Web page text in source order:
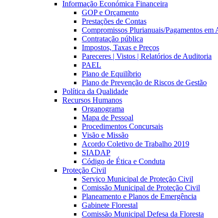
Informação Económica Financeira
GOP e Orçamento
Prestações de Contas
Compromissos Plurianuais/Pagamentos em
Contratação pública
Impostos, Taxas e Preços
Pareceres | Vistos | Relatórios de Auditoria
PAEL
Plano de Equilíbrio
Plano de Prevenção de Riscos de Gestão
Política da Qualidade
Recursos Humanos
Organograma
Mapa de Pessoal
Procedimentos Concursais
Visão e Missão
Acordo Coletivo de Trabalho 2019
SIADAP
Código de Ética e Conduta
Proteção Civil
Serviço Municipal de Proteção Civil
Comissão Municipal de Proteção Civil
Planeamento e Planos de Emergência
Gabinete Florestal
Comissão Municipal Defesa da Floresta